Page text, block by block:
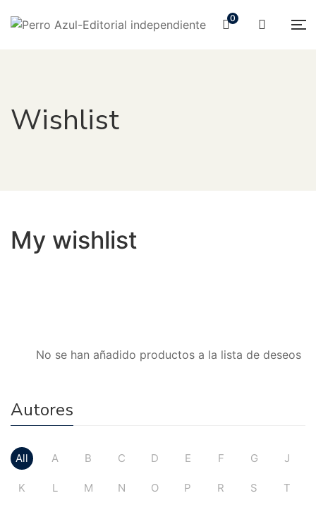
0
Wishlist
My wishlist
No se han añadido productos a la lista de deseos
Autores
All A B C D E F G J
K L M N O P R S T